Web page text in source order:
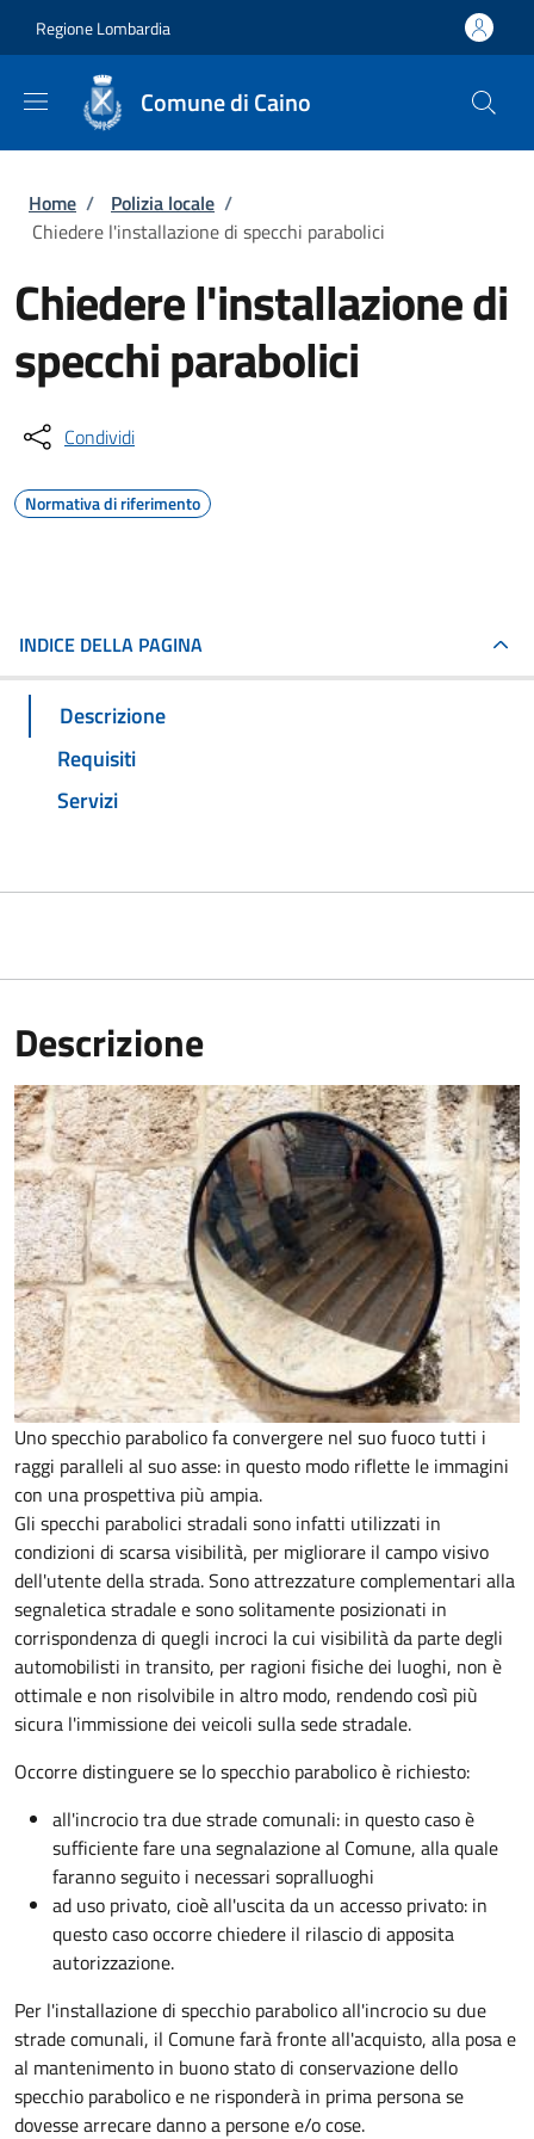
Regione Lombardia
Comune di Caino
Briciole di pane
Home / Polizia locale /
Chiedere l'installazione di specchi parabolici
Chiedere l'installazione di
specchi parabolici
Condividi
Normativa di riferimento
INDICE DELLA PAGINA
Descrizione
Requisiti
Servizi
Descrizione
Uno specchio parabolico fa convergere nel suo fuoco tutti i
raggi paralleli al suo asse: in questo modo riflette le immagini
con una prospettiva più ampia.
Gli specchi parabolici stradali sono infatti utilizzati in
condizioni di scarsa visibilità, per migliorare il campo visivo
dell'utente della strada. Sono attrezzature complementari alla
segnaletica stradale e sono solitamente posizionati in
corrispondenza di quegli incroci la cui visibilità da parte degli
automobilisti in transito, per ragioni fisiche dei luoghi, non è
ottimale e non risolvibile in altro modo, rendendo così più
sicura l'immissione dei veicoli sulla sede stradale.
Occorre distinguere se lo specchio parabolico è richiesto:
all'incrocio tra due strade comunali: in questo caso è
sufficiente fare una segnalazione al Comune, alla quale
faranno seguito i necessari sopralluoghi
ad uso privato, cioè all'uscita da un accesso privato: in
questo casooccorre chiedere il rilascio di apposita
autorizzazione.
Per l'installazione di specchio parabolico all'incrocio su due
strade comunali, il Comune farà fronte all'acquisto, alla posa e
al mantenimento in buono stato di conservazione dello
specchio parabolico e ne risponderà in prima persona se
dovesse arrecare danno a persone e/o cose.